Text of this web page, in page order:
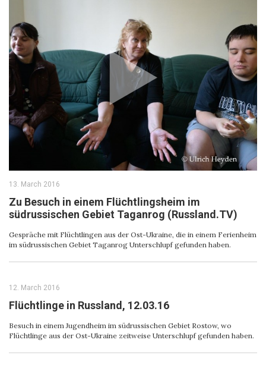
13. March 2016
Zu Besuch in einem Flüchtlingsheim im
südrussischen Gebiet Taganrog (Russland.TV)
Gespräche mit Flüchtlingen aus der Ost-Ukraine, die in einem Ferienheim
im südrussischen Gebiet Taganrog Unterschlupf gefunden haben.
12. March 2016
Flüchtlinge in Russland, 12.03.16
Besuch in einem Jugendheim im südrussischen Gebiet Rostow, wo
Flüchtlinge aus der Ost-Ukraine zeitweise Unterschlupf gefunden haben.